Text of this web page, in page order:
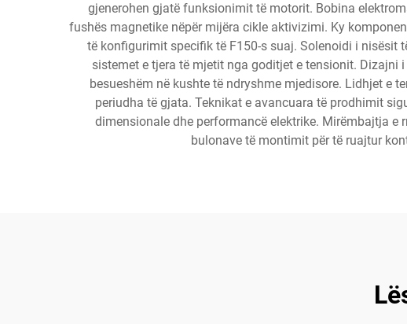
gjenerohen gjatë funksionimit të motorit. Bobina
fushës magnetike nëpër mijëra cikle aktivizimi. Ky
të konfigurimit specifik të F150-s suaj. Solenoidi i nisësit
sistemet e tjera të mjetit nga goditjet e tensionit.
besueshëm në kushte të ndryshme mjedisore. Lidhjet e
periudha të gjata. Teknikat e avancuara të prodhimit
dimensionale dhe performancë elektrike. Mirëmbajtja
bulonave të montimit për të ruajtur